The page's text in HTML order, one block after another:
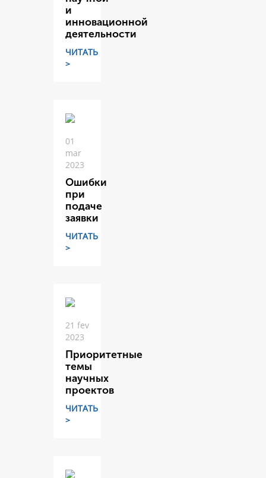
и
инновационной
деятельности
ЧИТАТЬ
>
01
mar
2023
Ошибки
при
подаче
заявки
ЧИТАТЬ
>
21 fev
2023
Приоритетные
темы
научных
проектов
ЧИТАТЬ
>